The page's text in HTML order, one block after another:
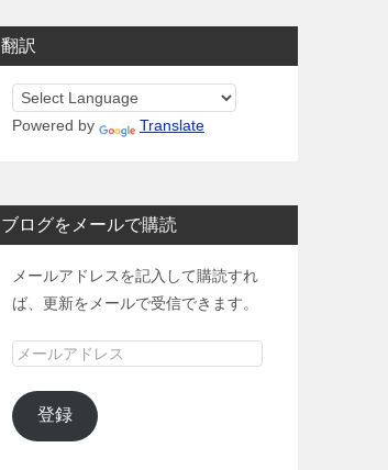
翻訳
Powered by Translate
ブログをメールで購読
メールアドレスを記入して購読すれ
ば、更新をメールで受信できます。
メ
ル
ア
登録